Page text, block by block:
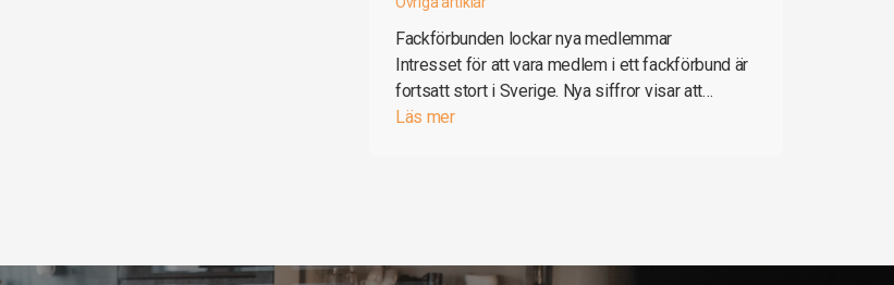
Fackförbunden lockar nya medlemmar
Intresset för att vara medlem i ett fackförbund är
fortsatt stort i Sverige. Nya siffror visar att…
Läs mer